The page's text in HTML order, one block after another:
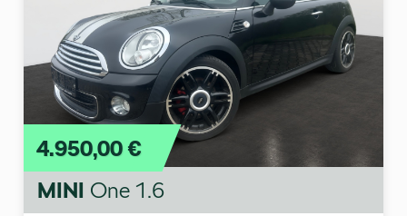
4.950,00 €
MINI One 1.6